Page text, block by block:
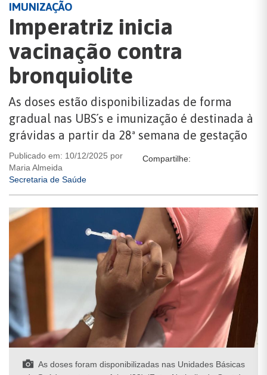
IMUNIZAÇÃO
Imperatriz inicia
vacinação contra
bronquiolite
As doses estão disponibilizadas de forma
gradual nas UBS´s e imunização é destinada à
grávidas a partir da 28ª semana de gestação
Publicado em: 10/12/2025 por
Maria Almeida
Secretaria de Saúde
Compartilhe:
As doses foram disponibilizadas nas Unidades Básicas